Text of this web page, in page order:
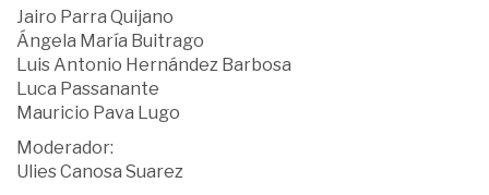
Jairo Parra Quijano
Ángela María Buitrago
Luis Antonio Hernández Barbosa
Luca Passanante
Mauricio Pava Lugo
Moderador:
Ulies Canosa Suarez